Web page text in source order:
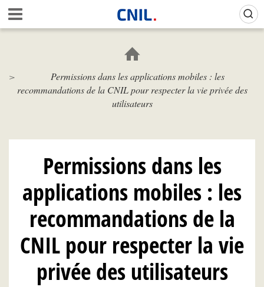
Aller
au
contenu
c
i
l
I
Permissions dans les applications mobiles : les
recommandations de la CNIL pour respecter la vie privée des
utilisateurs
Permissions dans les
applications mobiles : les
recommandations de la
CNIL pour respecter la vie
privée des utilisateurs
Gestion de vos préférences sur les cookies (témoins de connexion)